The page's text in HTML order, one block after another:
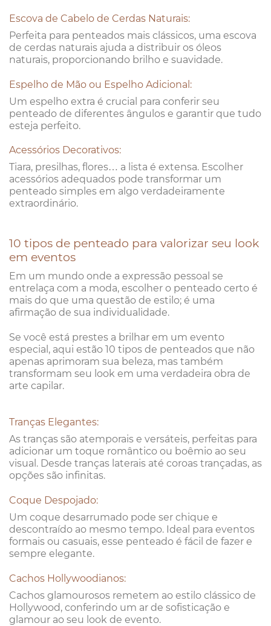
Escova de Cabelo de Cerdas Naturais:
Perfeita para penteados mais clássicos, uma escova
de cerdas naturais ajuda a distribuir os óleos
naturais, proporcionando brilho e suavidade.
Espelho de Mão ou Espelho Adicional:
Um espelho extra é crucial para conferir seu
penteado de diferentes ângulos e garantir que tudo
esteja perfeito.
Acessórios Decorativos:
Tiara, presilhas, flores… a lista é extensa. Escolher
acessórios adequados pode transformar um
penteado simples em algo verdadeiramente
extraordinário.
10 tipos de penteado para valorizar seu look
em eventos
Em um mundo onde a expressão pessoal se
entrelaça com a moda, escolher o penteado certo é
mais do que uma questão de estilo; é uma
afirmação de sua individualidade.
Se você está prestes a brilhar em um evento
especial, aqui estão 10 tipos de penteados que não
apenas aprimoram sua beleza, mas também
transformam seu look em uma verdadeira obra de
arte capilar.
Tranças Elegantes:
As tranças são atemporais e versáteis, perfeitas para
adicionar um toque romântico ou boêmio ao seu
visual. Desde tranças laterais até coroas trançadas, as
opções são infinitas.
Coque Despojado:
Um coque desarrumado pode ser chique e
descontraído ao mesmo tempo. Ideal para eventos
formais ou casuais, esse penteado é fácil de fazer e
sempre elegante.
Cachos Hollywoodianos:
Cachos glamourosos remetem ao estilo clássico de
Hollywood, conferindo um ar de sofisticação e
glamour ao seu look de evento.